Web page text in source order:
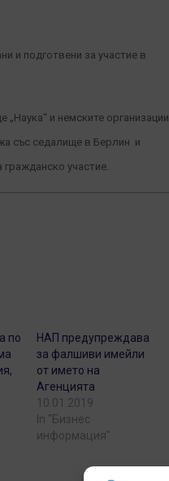
и подготвени за участие в
и немските организации
със седалище в Берлин и
гражданско участие.
по
НАП предупреждава
за фалшиви имейли
от името на
Агенцията
10.01.2019
In "Бизнес
информация"